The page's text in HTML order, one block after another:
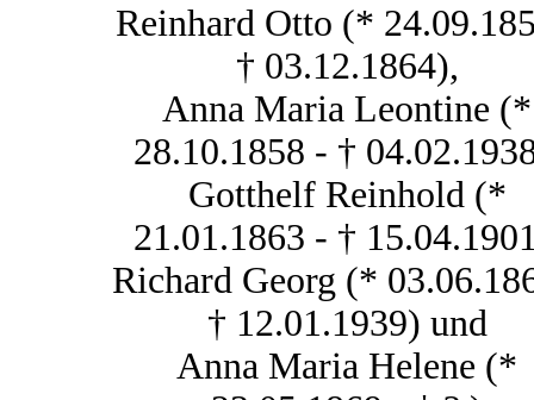
Reinhard Otto (*
† 03.12.1864),
Anna Maria Leontine (*
28.10.1858 - †
Gotthelf Reinhold (*
21.01.1863 - †
Richard Georg (*
† 12.01.1939) und
Anna Maria Helene (*